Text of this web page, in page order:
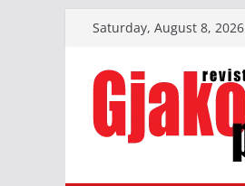
content
Saturday, August 8, 2026